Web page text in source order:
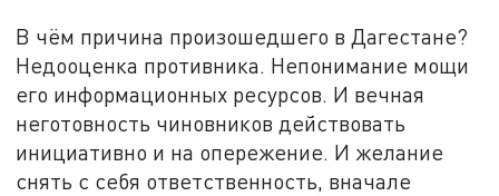
В чём причина произошедшего в Дагестане?
Недооценка противника. Непонимание мощи
его информационных ресурсов. И вечная
неготовность чиновников действовать
инициативно и на опережение. И желание
снять с себя ответственность, вначале